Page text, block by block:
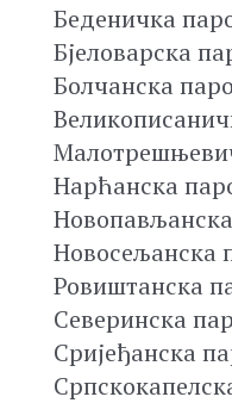
Беденичка
Бјеловарска
Болчанска
Нарћанска
Новосељанска
Ровиштанска
Северинска
Сријеђанска